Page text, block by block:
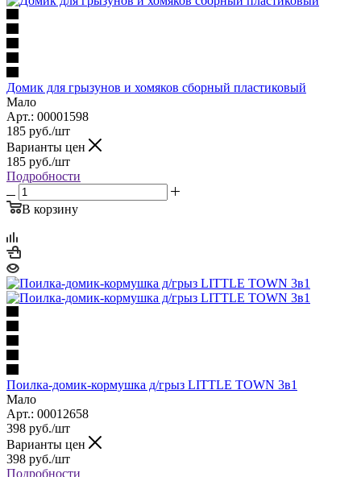
Домик для грызунов и хомяков сборный пластиковый
Мало
Арт.: 00001598
185 руб./шт
Варианты цен
185 руб./шт
Подробности
В корзину
Поилка-домик-кормушка д/грыз LITTLE TOWN 3в1
Мало
Арт.: 00012658
398 руб./шт
Варианты цен
398 руб./шт
Подробности